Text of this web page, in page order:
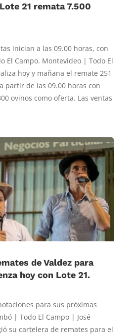
21 remata 7.500
inician a las 09.00 horas, con
El Campo. Montevideo | Todo El
hoy y mañana el remate 251
partir de las 09.00 horas con
ovinos como oferta. Las ventas
de Valdez para
hoy con Lote 21.
para sus próximas
| Todo El Campo | José
su cartelera de remates para el